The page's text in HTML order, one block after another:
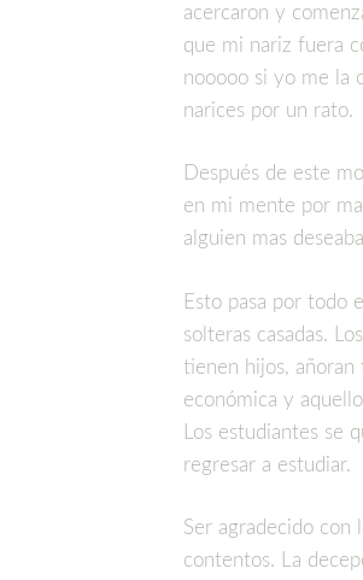
acercaron y
que mi nariz fuera
nooooo si yo me la
narices por un rato.
Después de este
en mi mente por
alguien mas
Esto pasa por todo
solteras casadas.
tienen hijos, añoran
económica y
Los estudiantes se
regresar a estudiar.
Ser agradecido con
contentos. La